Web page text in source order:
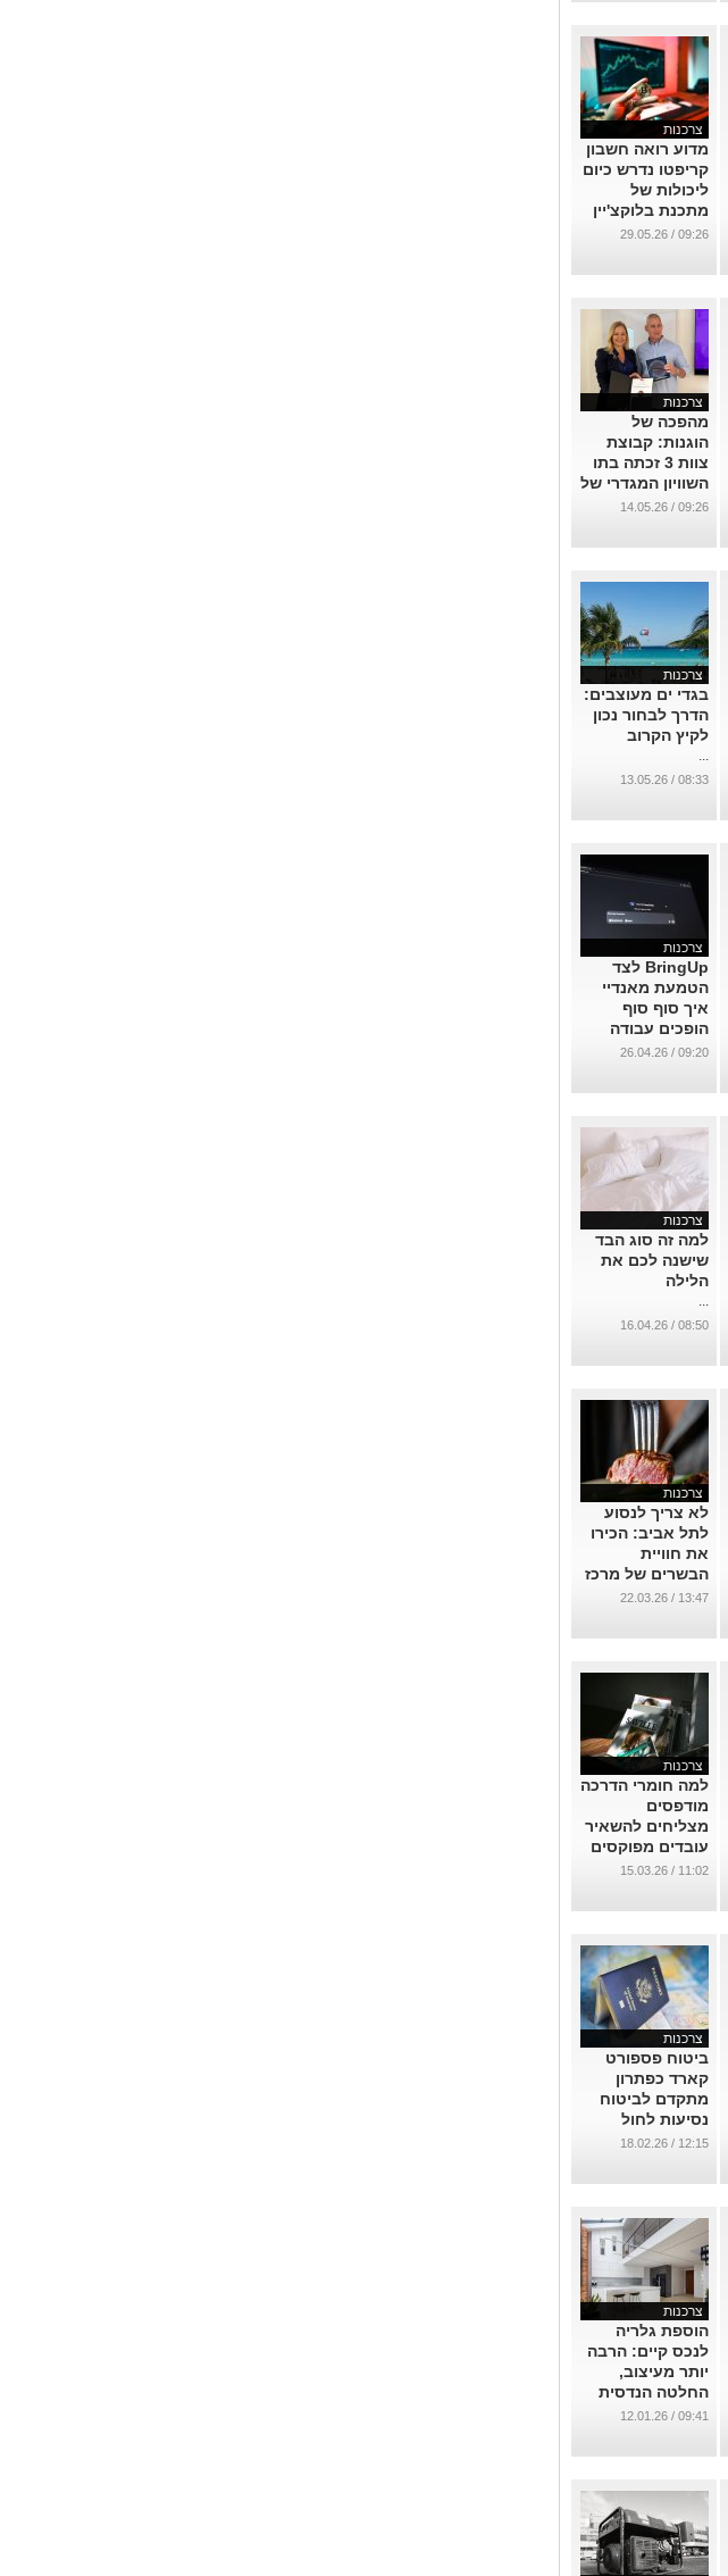
בישראל
...
צרכנות
מדוע רואה חשבון
קריפטו נדרש כיום
ליכולות של
מתכנת בלוקצ'יין
כדי לאשר דוחות
...
09:26 / 29.05.26
צרכנות
מהפכה של
הוגנות: קבוצת
צוות 3 זכתה בתו
השוויון המגדרי של
נעמת
09:26 / 14.05.26
צרכנות
בגדי ים מעוצבים:
הדרך לבחור נכון
לקיץ הקרוב
...
08:33 / 13.05.26
צרכנות
BringUp לצד
הטמעת מאנדיי
איך סוף סוף
הופכים עבודה
מסודרת לשגרה
09:20 / 26.04.26
צרכנות
למה זה סוג הבד
שישנה לכם את
הלילה
...
08:50 / 16.04.26
צרכנות
לא צריך לנסוע
לתל אביב: הכירו
את חוויית
הבשרים של מרכז
הארץ "רוזה"
...
13:47 / 22.03.26
צרכנות
למה חומרי הדרכה
מודפסים
מצליחים להשאיר
עובדים מפוקסים
לאורך זמן?
11:02 / 15.03.26
צרכנות
ביטוח פספורט
קארד כפתרון
מתקדם לביטוח
נסיעות לחול
...
12:15 / 18.02.26
צרכנות
הוספת גלריה
לנכס קיים: הרבה
יותר מעיצוב,
החלטה הנדסית
קריטית
09:41 / 12.01.26